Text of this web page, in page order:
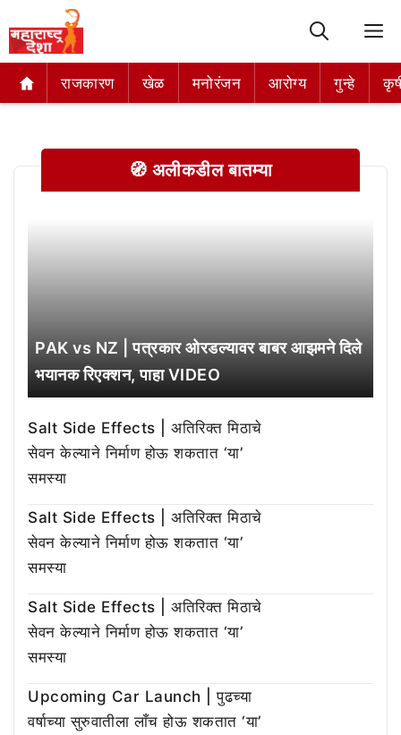
राजकारण खेळ मनोरंजन आरोग्य गुन्हे
राजकारण खेळ मनोरंजन आरोग्य गुन्हे
🧭 अलीकडील बातम्या
PAK vs NZ | पत्रकार ओरडल्यावर बाबर आझमने दिले
भयानक रिएक्शन, पाहा VIDEO
Salt Side Effects | अतिरिक्त मिठाचे
सेवन केल्याने निर्माण होऊ शकतात ‘या’
समस्या
Salt Side Effects | अतिरिक्त मिठाचे
सेवन केल्याने निर्माण होऊ शकतात ‘या’
समस्या
Salt Side Effects | अतिरिक्त मिठाचे
सेवन केल्याने निर्माण होऊ शकतात ‘या’
समस्या
Upcoming Car Launch | पुढच्या
वर्षाच्या सुरुवातीला लाँच होऊ शकतात ‘या’